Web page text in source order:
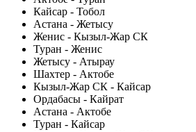
Кайсар - Тобол
Астана - Жетысу
Женис - Кызыл-Жар СК
Туран - Женис
Жетысу - Атырау
Шахтер - Актобе
Кызыл-Жар СК - Кайсар
Ордабасы - Кайрат
Астана - Актобе
Туран - Кайсар